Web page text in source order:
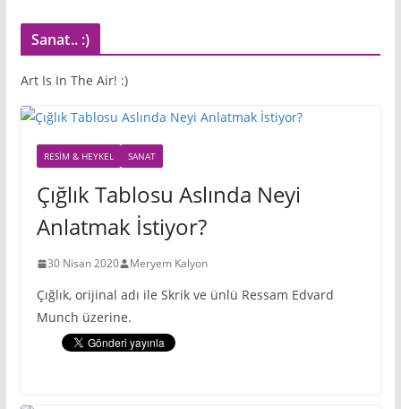
Sanat.. :)
Art Is In The Air! :)
RESIM & HEYKEL SANAT
Çığlık Tablosu Aslında Neyi
Anlatmak İstiyor?
30 Nisan 2020 Meryem Kalyon
Çığlık, orijinal adı ile Skrik ve ünlü Ressam Edvard
Munch üzerine.